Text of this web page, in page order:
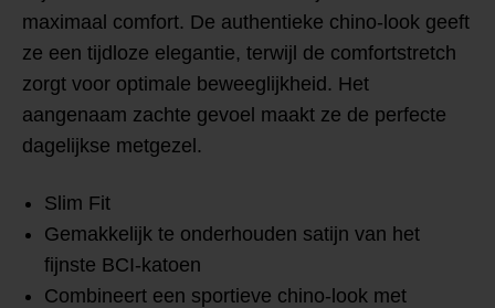
maximaal comfort. De authentieke chino-look geeft
ze een tijdloze elegantie, terwijl de comfortstretch
zorgt voor optimale beweeglijkheid. Het
aangenaam zachte gevoel maakt ze de perfecte
dagelijkse metgezel.
Slim Fit
Gemakkelijk te onderhouden satijn van het
fijnste BCI-katoen
Combineert een sportieve chino-look met